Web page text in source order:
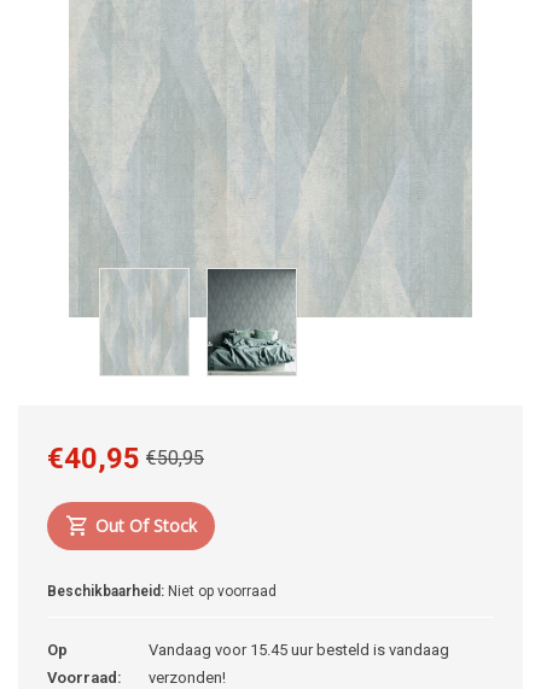
€50,95
€40,95
Out Of Stock
Beschikbaarheid: Niet op voorraad
Op
Voorraad:
Vandaag voor 15.45 uur besteld is vandaag
verzonden!